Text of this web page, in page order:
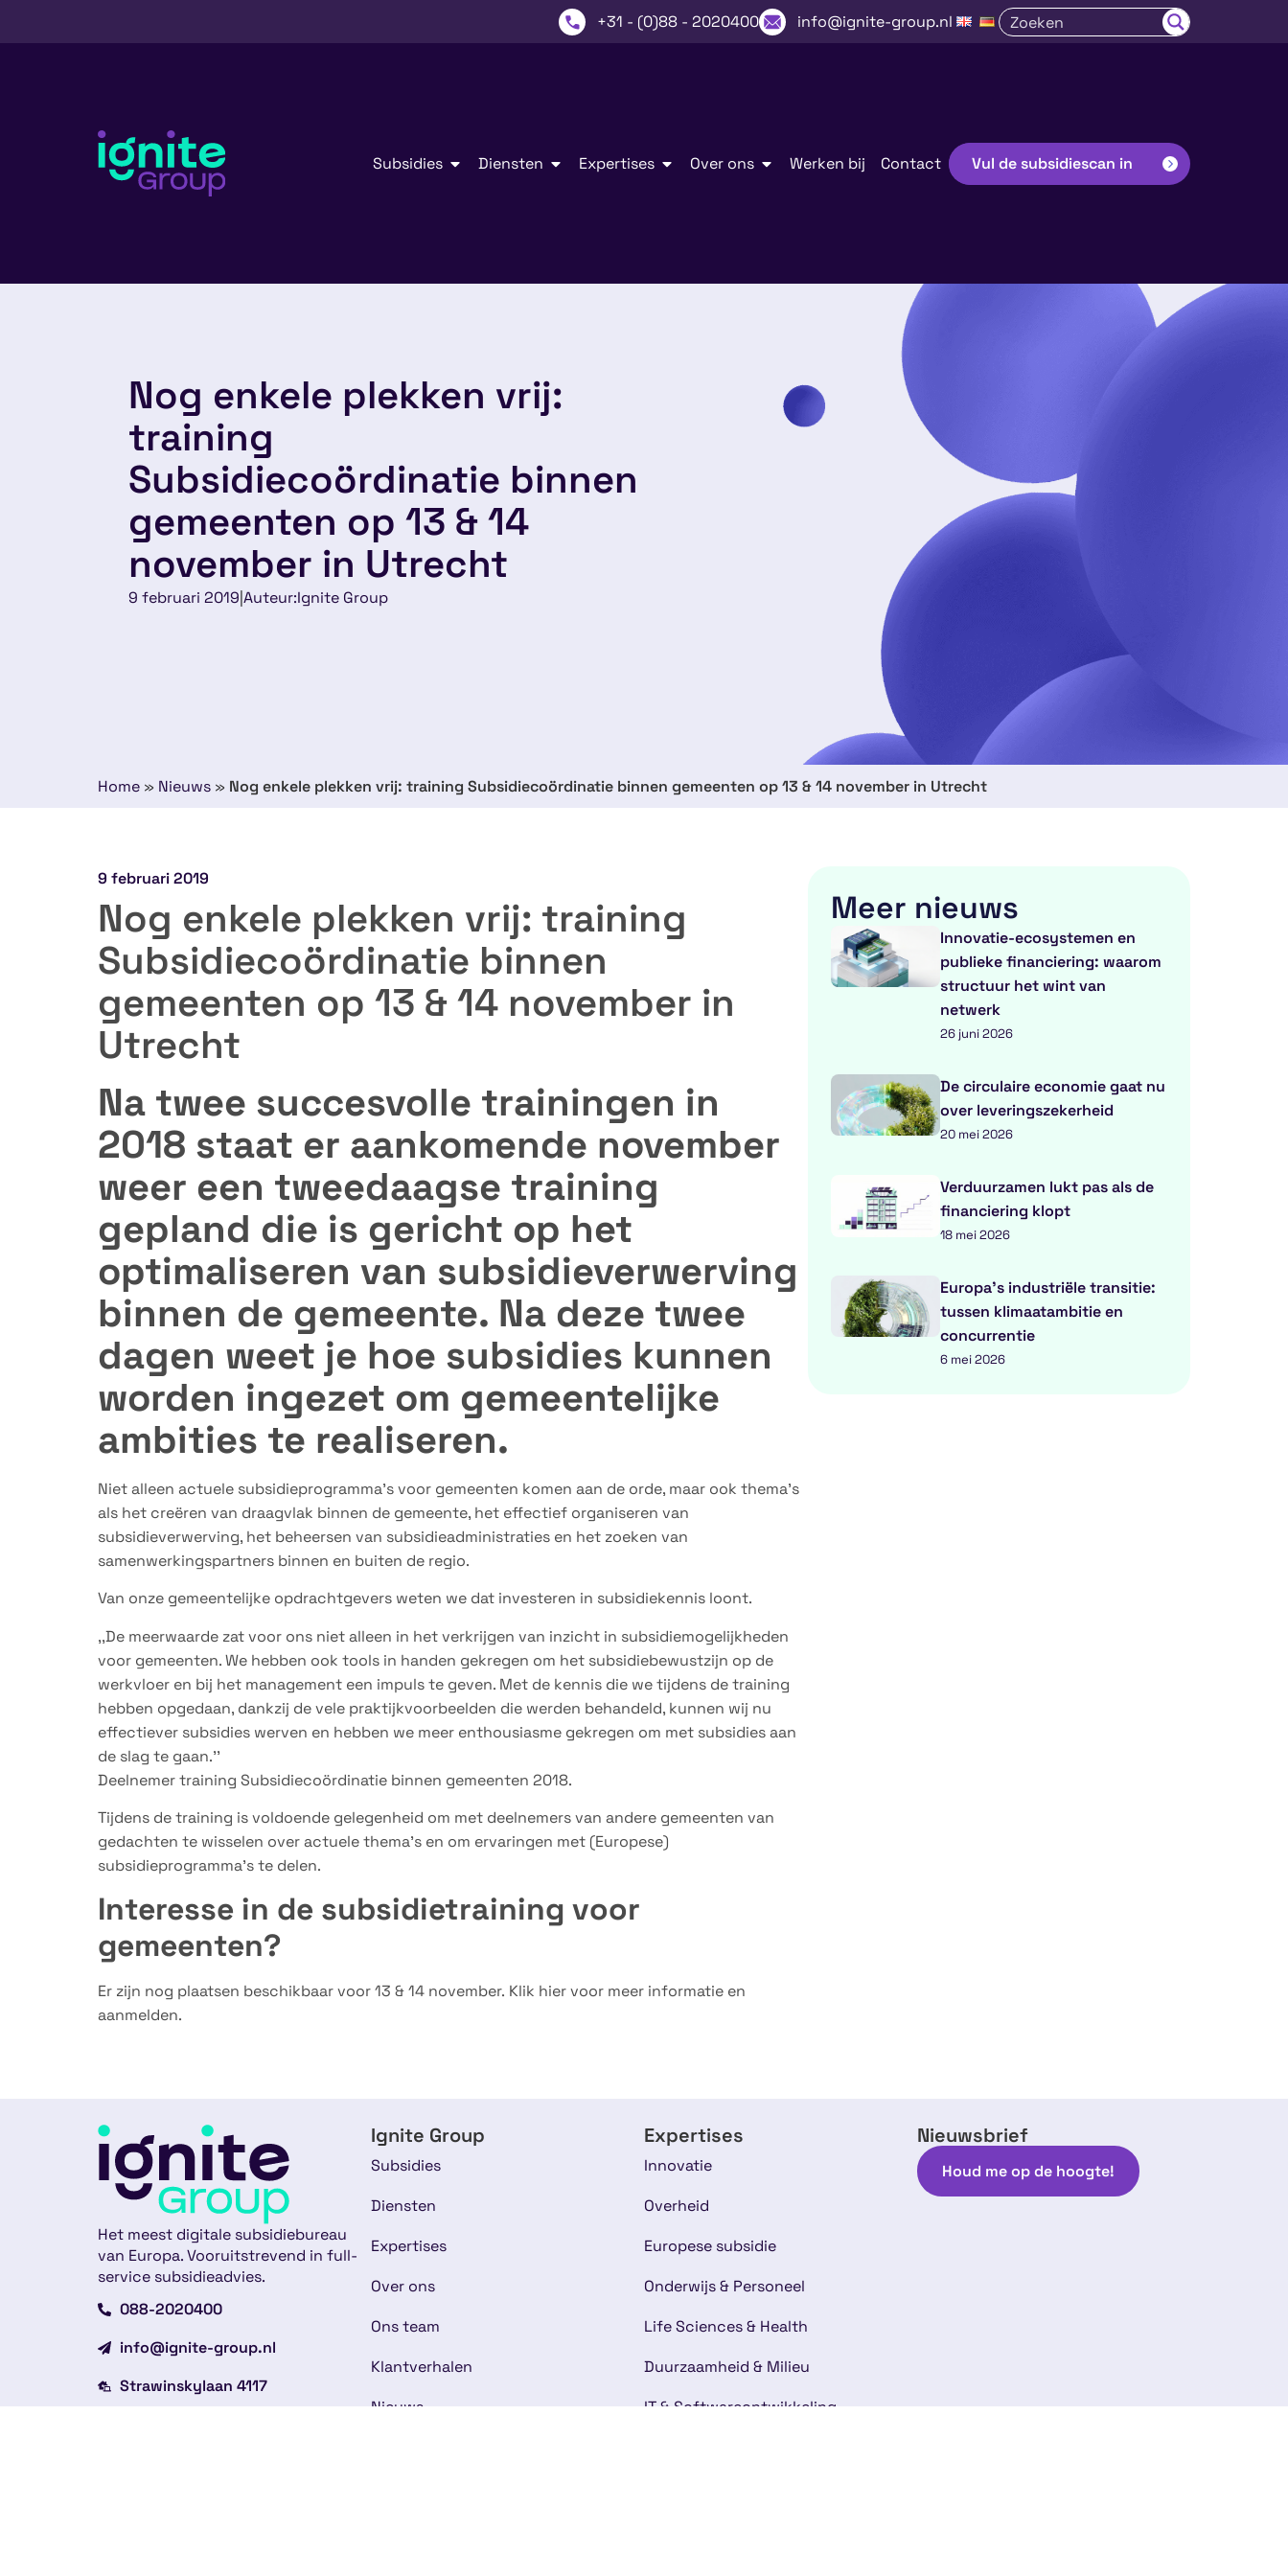
+31 - (0)88 - 2020400 info@ignite-group.nl
Subsidies Diensten Expertises Over ons Werken bij Contact Vul de subsidiescan in
Nog enkele plekken vrij:
training
Subsidiecoördinatie binnen
gemeenten op 13 & 14
november in Utrecht
9 februari 2019|Auteur:Ignite Group
Home » Nieuws » Nog enkele plekken vrij: training Subsidiecoördinatie binnen gemeenten op 13 & 14 november in Utrecht
9 februari 2019
Nog enkele plekken vrij: training
Subsidiecoördinatie binnen
gemeenten op 13 & 14 november in
Utrecht
Na twee succesvolle trainingen in
2018 staat er aankomende november
weer een tweedaagse training
gepland die is gericht op het
optimaliseren van subsidieverwerving
binnen de gemeente. Na deze twee
dagen weet je hoe subsidies kunnen
worden ingezet om gemeentelijke
ambities te realiseren.
Niet alleen actuele subsidieprogramma’s voor gemeenten komen aan de orde, maar ook thema’s
als het creëren van draagvlak binnen de gemeente, het effectief organiseren van
subsidieverwerving, het beheersen van subsidieadministraties en het zoeken van
samenwerkingspartners binnen en buiten de regio.
Van onze gemeentelijke opdrachtgevers weten we dat investeren in subsidiekennis loont.
,,De meerwaarde zat voor ons niet alleen in het verkrijgen van inzicht in subsidiemogelijkheden
voor gemeenten. We hebben ook tools in handen gekregen om het subsidiebewustzijn op de
werkvloer en bij het management een impuls te geven. Met de kennis die we tijdens de training
hebben opgedaan, dankzij de vele praktijkvoorbeelden die werden behandeld, kunnen wij nu
effectiever subsidies werven en hebben we meer enthousiasme gekregen om met subsidies aan
de slag te gaan.’’
Deelnemer training Subsidiecoördinatie binnen gemeenten 2018.
Tijdens de training is voldoende gelegenheid om met deelnemers van andere gemeenten van
gedachten te wisselen over actuele thema’s en om ervaringen met (Europese)
subsidieprogramma’s te delen.
Interesse in de subsidietraining voor
gemeenten?
Er zijn nog plaatsen beschikbaar voor 13 & 14 november. Klik hier voor meer informatie en
aanmelden.
Meer nieuws
Innovatie-ecosystemen en
publieke financiering: waarom
structuur het wint van
netwerk
26 juni 2026
De circulaire economie gaat nu
over leveringszekerheid
20 mei 2026
Verduurzamen lukt pas als de
financiering klopt
18 mei 2026
Europa’s industriële transitie:
tussen klimaatambitie en
concurrentie
6 mei 2026
Het meest digitale subsidiebureau
van Europa. Vooruitstrevend in full-
service subsidieadvies.
088-2020400
info@ignite-group.nl
Strawinskylaan 4117
Ignite Group
Subsidies
Diensten
Expertises
Over ons
Ons team
Klantverhalen
Nieuws
Expertises
Innovatie
Overheid
Europese subsidie
Onderwijs & Personeel
Life Sciences & Health
Duurzaamheid & Milieu
IT & Softwareontwikkeling
Nieuwsbrief
Houd me op de hoogte!